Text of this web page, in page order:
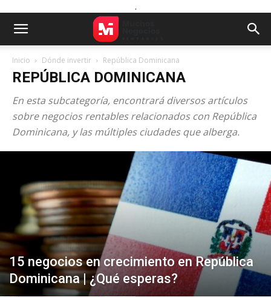
.
Inicio Dónde invertir República Dominicana
REPÚBLICA DOMINICANA
En esta subcategoría, encontrará diversos artículos
sobre negocios rentables relacionados con República
Dominicana, y las múltiples ciudades que alberga.
15 negocios en crecimiento en República
Dominicana | ¿Qué esperas?